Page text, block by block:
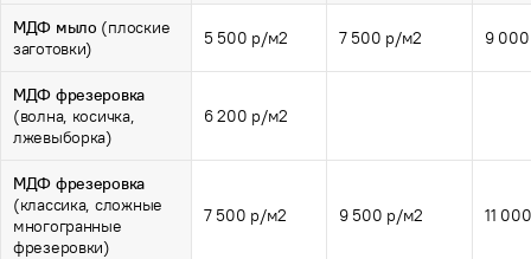
МДФ мыло (плоские
заготовки)
5 500 р/м2 7 500 р/м2 9
МДФ фрезеровка
(волна, косичка,
лжевыборка)
6 200 р/м2
МДФ фрезеровка
(классика, сложные
многогранные
фрезеровки)
7 500 р/м2 9 500 р/м2 11